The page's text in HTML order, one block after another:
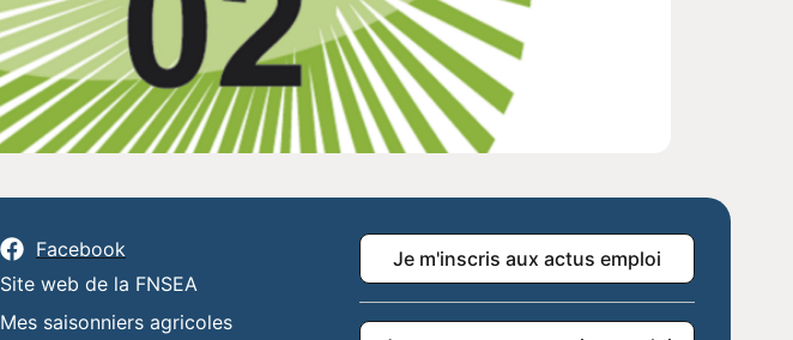
Facebook
Site web de la FNSEA
Mes saisonniers agricoles
Je m'inscris aux actus emploi